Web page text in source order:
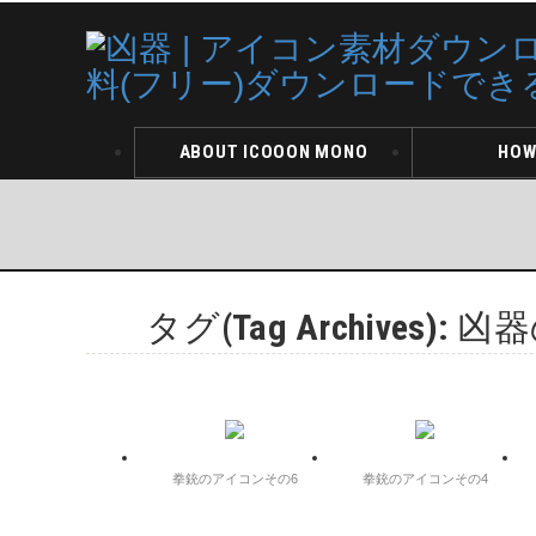
ABOUT ICOOON MONO
タグ(Tag Archives): 凶
拳銃のアイコンその6 拳銃のアイコンその4